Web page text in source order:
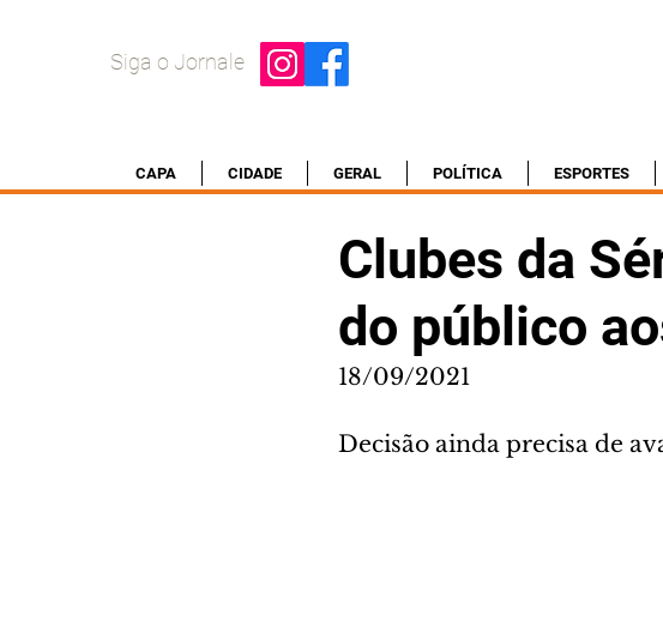
Siga o Jornale
CAPA CIDADE GERAL POLÍTICA ESPORTES
Clubes da
do público
18/09/2021
Decisão ainda precisa de